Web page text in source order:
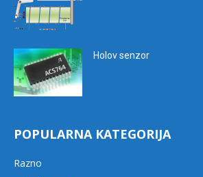
Holov senzor
POPULARNA KATEGORIJA
Razno